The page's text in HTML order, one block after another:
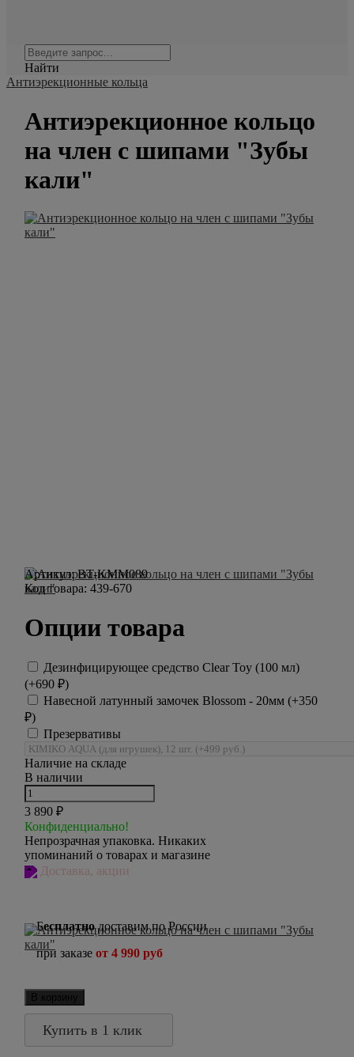
Найти
Антиэрекционные кольца
Антиэрекционное кольцо
на член с шипами "Зубы
кали"
Артикул:BT-KMM089
Код товара: 439-670
Опции товара
Дезинфицирующее средство Clear Toy (100 мл)
(+690 ₽)
Навесной латунный замочек Blossom - 20мм (+350
₽)
Презервативы
Наличие на складе
В наличии
3 890 ₽
Конфиденциально!
Непрозрачная упаковка. Никаких
упоминаний о товарах и магазине
Доставка, акции
Бесплатнодоставим по России
при заказе от 4 990 руб
В корзину
Купить в 1 клик